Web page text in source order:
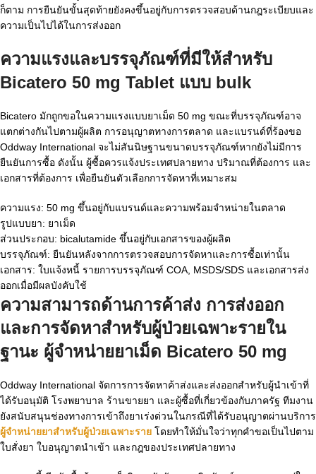
ก็ตาม การยืนยันขั้นสุดท้ายยังคงขึ้นอยู่กับการตรวจสอบด้านกฎระเบียบและ
ความเป็นไปได้ในการส่งออก
ความแรงและบรรจุภัณฑ์ที่มีให้สำหรับ
Bicatero 50 mg Tablet แบบ bulk
Bicatero มักถูกขอในความแรงแบบยาเม็ด 50 mg ขณะที่บรรจุภัณฑ์อาจ
แตกต่างกันไปตามผู้ผลิต การอนุญาตทางการตลาด และแบรนด์ที่ร้องขอ
Oddway International จะไม่สันนิษฐานขนาดบรรจุภัณฑ์หากยังไม่มีการ
ยืนยันการซื้อ ดังนั้น ผู้ซื้อควรแจ้งประเทศปลายทาง ปริมาณที่ต้องการ และ
เอกสารที่ต้องการ เพื่อยืนยันตัวเลือกการจัดหาที่เหมาะสม
ความแรง: 50 mg ขึ้นอยู่กับแบรนด์และความพร้อมจำหน่ายในตลาด
รูปแบบยา: ยาเม็ด
ส่วนประกอบ: bicalutamide ขึ้นอยู่กับเอกสารของผู้ผลิต
บรรจุภัณฑ์: ยืนยันหลังจากการตรวจสอบการจัดหาและการซื้อเท่านั้น
เอกสาร: ใบแจ้งหนี้ รายการบรรจุภัณฑ์ COA, MSDS/SDS และเอกสารส่ง
ออกเมื่อมีผลบังคับใช้
ความสามารถด้านการค้าส่ง การส่งออก
และการจัดหาสำหรับผู้ป่วยเฉพาะรายใน
ฐานะ ผู้จำหน่ายยาเม็ด Bicatero 50 mg
Oddway International จัดการการจัดหาค้าส่งและส่งออกสำหรับผู้นำเข้าที่
ได้รับอนุมัติ โรงพยาบาล ร้านขายยา และผู้ซื้อที่เกี่ยวข้องกับภาครัฐ ทีมงาน
ยังสนับสนุนช่องทางการเข้าถึงยาเร่งด่วนในกรณีที่ได้รับอนุญาตผ่านบริการ
ผู้จำหน่ายยาสำหรับผู้ป่วยเฉพาะราย โดยทำให้มั่นใจว่าทุกคำขอเป็นไปตาม
ใบสั่งยา ใบอนุญาตนำเข้า และกฎของประเทศปลายทาง